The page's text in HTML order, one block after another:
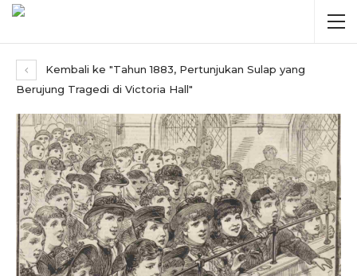
Kembali ke "Tahun 1883, Pertunjukan Sulap yang
Berujung Tragedi di Victoria Hall"